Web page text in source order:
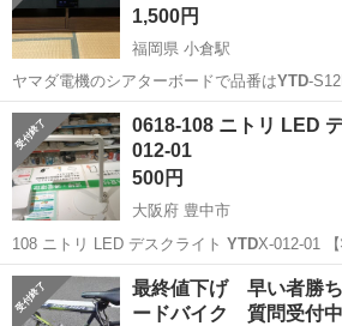
1,500円
福岡県 小倉駅
ヤマダ電機のシアターボードで品番はYTD-
が無いの…
福岡 北九州市 収納家具
0618-108 ニトリ LED
012-01
500円
大阪府 豊中市
108 ニトリ LED デスクライト YTD
大阪 豊中市 照明器具 現地
最終値下げ 早い者
ードバイク 質問受付